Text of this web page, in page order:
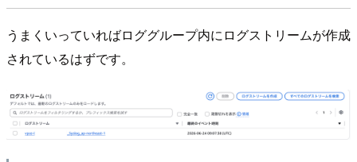
うまくいっていればロググループ内にログストリームが作成
されているはずです。